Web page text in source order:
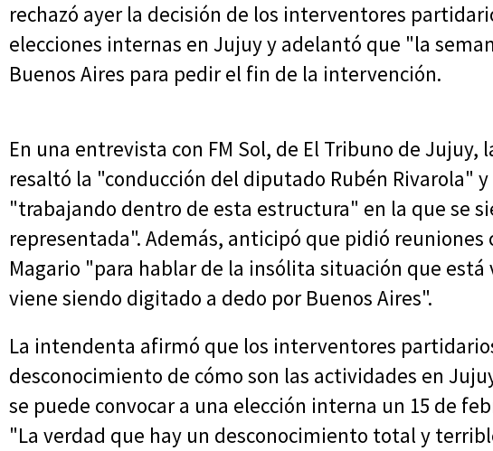
rechazó ayer la decisión de los interventores
elecciones internas en Jujuy y adelantó que "la
Buenos Aires para pedir el fin de la intervención.
En una entrevista con FM Sol, de El Tribuno de
resaltó la "conducción del diputado Rubén Rivarola"
"trabajando dentro de esta estructura" en la que se
representada". Además, anticipó que pidió reuniones
Magario "para hablar de la insólita situación que está
viene siendo digitado a dedo por Buenos Aires".
La intendenta afirmó que los interventores
desconocimiento de cómo son las actividades en
se puede convocar a una elección interna un 15 de
"La verdad que hay un desconocimiento total y